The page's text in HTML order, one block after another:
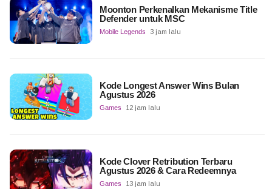
Moonton Perkenalkan Mekanisme Title
Defender untuk MSC
Mobile Legends 3 jam lalu
Kode Longest Answer Wins Bulan
Agustus 2026
Games 12 jam lalu
Kode Clover Retribution Terbaru
Agustus 2026 & Cara Redeemnya
Games 13 jam lalu